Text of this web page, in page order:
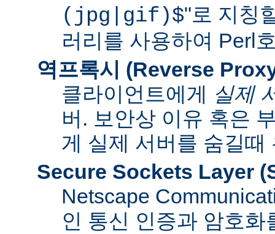
(jpg|gif)$"로 지칭
러리를 사용하여 Perl
역프록시 (Reverse
클라이언트에게 실제
버. 보안상 이유 혹은
게 실제 서버를 숨길때
Secure Sockets Layer
Netscape
인 통신 인증과 암호